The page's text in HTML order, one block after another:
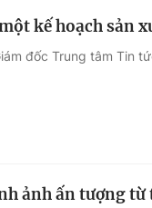
kế hoạch sản
đốc Trung tâm Tin
ảnh ấn tượng từ